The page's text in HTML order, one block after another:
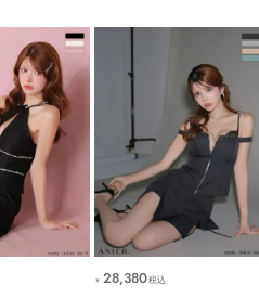
￥ 28,380税込